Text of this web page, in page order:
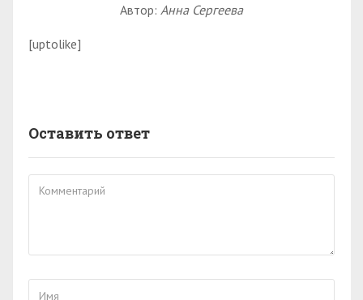
Автор: Анна Сергеева
[uptolike]
Оставить ответ